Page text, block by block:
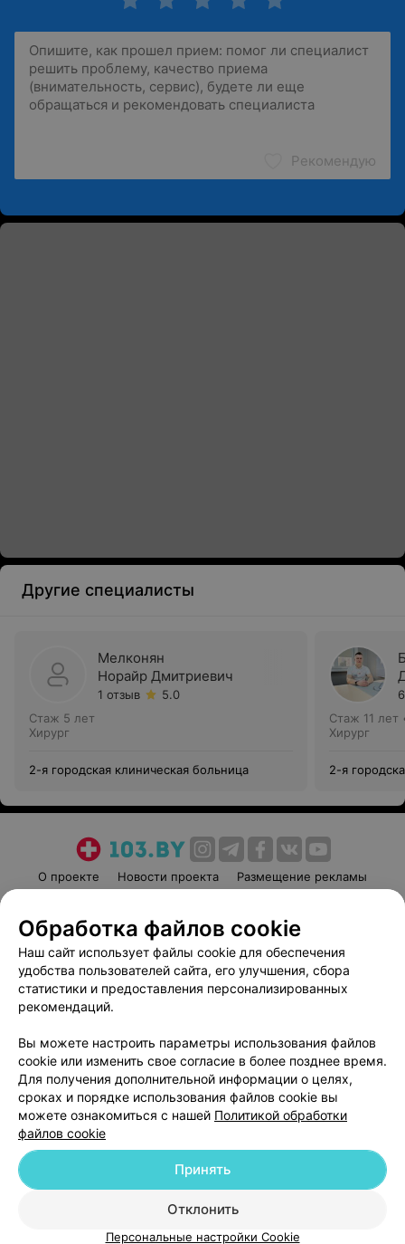
Рекомендую
Другие специалисты
Мелконян
Норайр Дмитриевич
1 отзыв
5.0
Стаж 5 лет
Хирург
2-я городская клиническая больница
Стаж 11 лет
Хирург
2-я
О проекте Новости проекта
Размещение рекламы
Пользовательское соглашение
Способы оплаты
Вакансии
Партнеры
Написать руководителю 103.by
Обработка персональных данных
© 2026 ООО «Артокс Лаб», УНП 191700409
| 220012, Республика Беларусь,
Служба поддержки +375 291212755
Обработка файлов cookie
Наш сайт использует файлы cookie для обеспечения
удобства пользователей сайта, его улучшения, сбора
статистики и предоставления персонализированных
рекомендаций.
Вы можете настроить параметры использования файлов
cookie или изменить свое согласие в более позднее время.
Для получения дополнительной информации о целях,
сроках и порядке использования файлов cookie вы
можете ознакомиться с нашей Политикой обработки
файлов cookie
Отклонить
Принять
Персональные настройки Cookie